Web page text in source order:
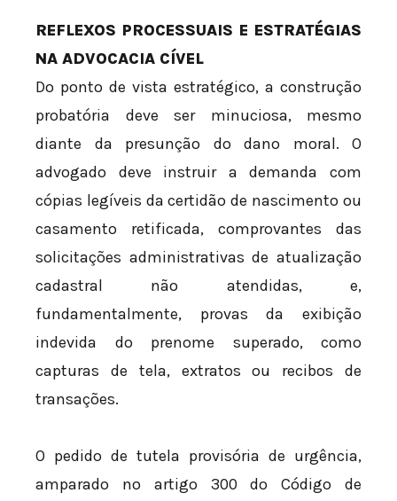
REFLEXOS PROCESSUAIS E ESTRATÉGIAS
NA ADVOCACIA CÍVEL
Do ponto de vista estratégico, a construção
probatória deve ser minuciosa, mesmo
diante da presunção do dano moral. O
advogado deve instruir a demanda com
cópias legíveis da certidão de nascimento ou
casamento retificada, comprovantes das
solicitações administrativas de atualização
cadastral não atendidas, e,
fundamentalmente, provas da exibição
indevida do prenome superado, como
capturas de tela, extratos ou recibos de
transações.
O pedido de tutela provisória de urgência,
amparado no artigo 300 do Código de